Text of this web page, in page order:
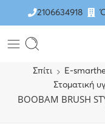
2106634918
Σπίτι E-
Στοματική
BOOBAM BRUSH